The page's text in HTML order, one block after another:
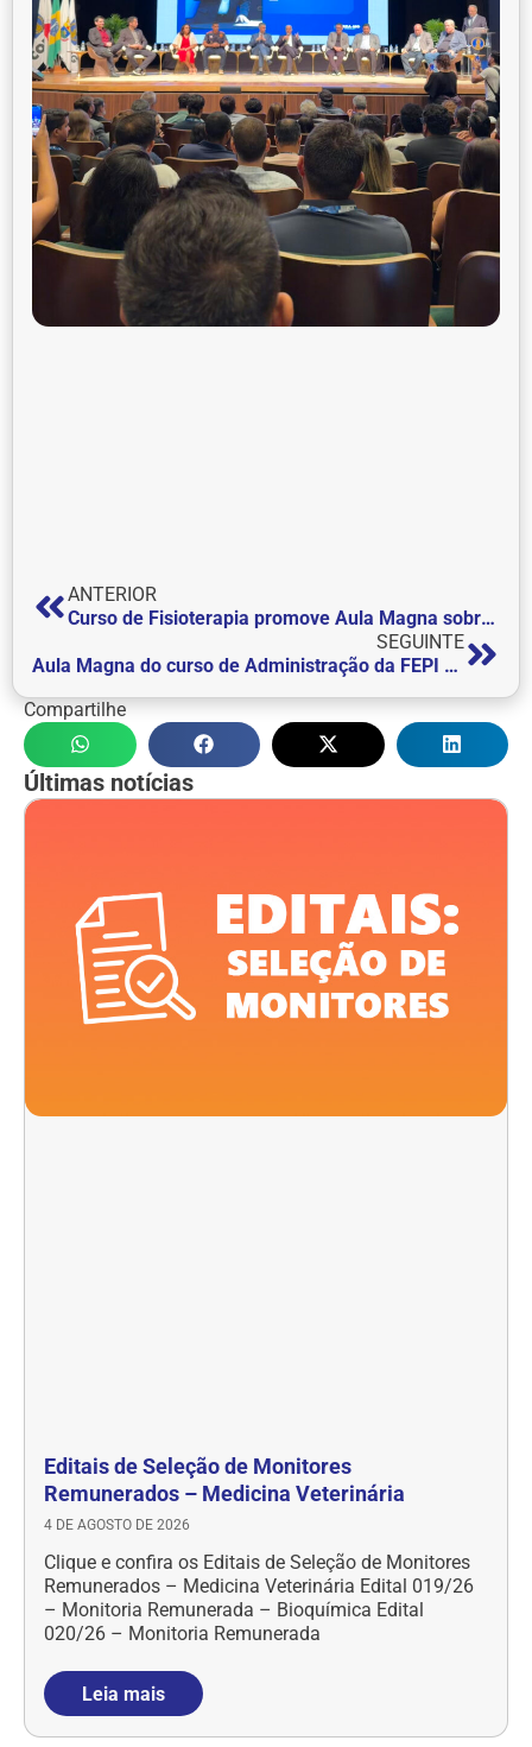
ANTERIOR
Curso de Fisioterapia promove Aula Magna sobre atuação em Home Care
SEGUINTE
Aula Magna do curso de Administração da FEPI destaca excelência, educação financeira e valorização profissional
Compartilhe
Últimas notícias
Editais de Seleção de Monitores
Remunerados – Medicina Veterinária
4 DE AGOSTO DE 2026
Clique e confira os Editais de Seleção de Monitores
Remunerados – Medicina Veterinária Edital 019/26
– Monitoria Remunerada – Bioquímica Edital
020/26 – Monitoria Remunerada
Leia mais